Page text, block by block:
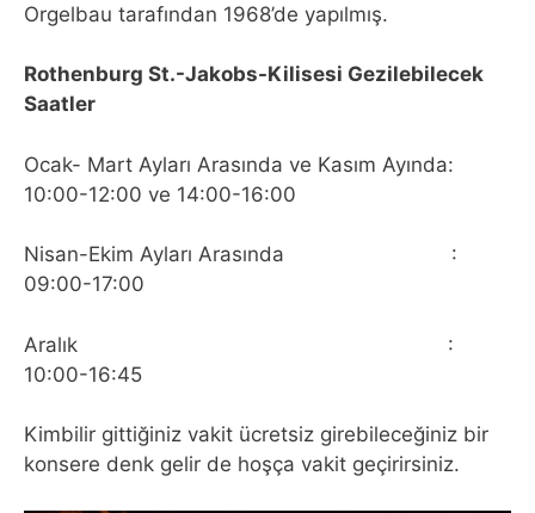
Orgelbau tarafından 1968’de yapılmış.
Rothenburg St.-Jakobs-Kilisesi Gezilebilecek
Saatler
Ocak- Mart Ayları Arasında ve Kasım Ayında:
10:00-12:00 ve 14:00-16:00
Nisan-Ekim Ayları Arasında :
09:00-17:00
Aralık :
10:00-16:45
Kimbilir gittiğiniz vakit ücretsiz girebileceğiniz bir
konsere denk gelir de hoşça vakit geçirirsiniz.